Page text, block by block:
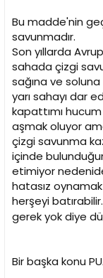
Bu madde'nin
savunmadır.
Son yıllarda
sahada çizgi
sağına ve
yarı sahayı dar
kapattımı
aşmak oluyor
çizgi savunma
içinde
etimiyor
hatasız
herşeyi
gerek yok diye
Bir başka konu